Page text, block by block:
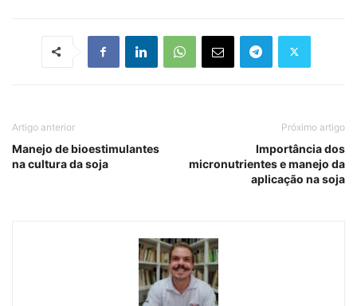
Artigo anterior
Manejo de bioestimulantes
na cultura da soja
Próximo artigo
Importância dos
micronutrientes e manejo da
aplicação na soja